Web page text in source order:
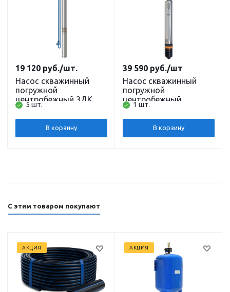
Насос скважинный
погружной
центробежный 3ДК
45/85 (76 мм, 220В,
1000 Вт, 45 л/мин, 85м)
кабель 50 м ДЖИЛЕКС
5 шт.
19 120 руб./шт.
В корзину
Насос скважинный
погружной
центробежный
ВОДОМЕТ ПРОФ
110/110 (98 мм, 220В,
1800Вт, 110 л/мин,
110м) кабель 70 м.
1 шт.
39 590 руб./шт
В корзину
С этим товаром покупают
АКЦИЯ АКЦИЯ